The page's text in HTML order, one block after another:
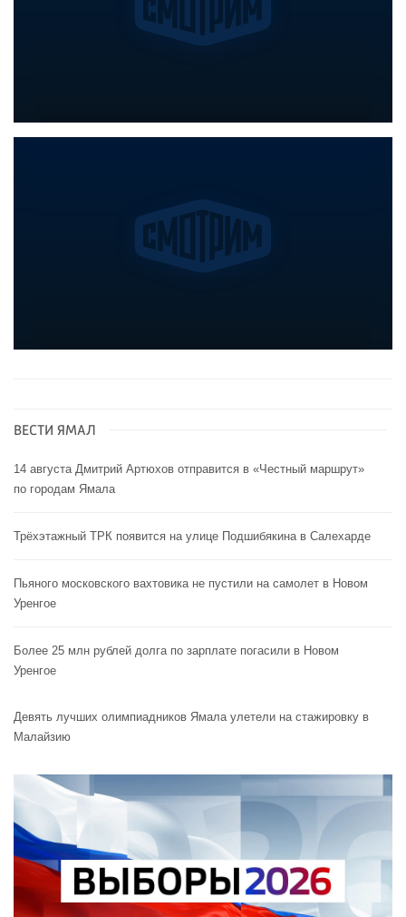
ВЕСТИ ЯМАЛ
14 августа Дмитрий Артюхов отправится в «Честный маршрут»
по городам Ямала
Трёхэтажный ТРК появится на улице Подшибякина в Салехарде
Пьяного московского вахтовика не пустили на самолет в Новом
Уренгое
Более 25 млн рублей долга по зарплате погасили в Новом
Уренгое
Девять лучших олимпиадников Ямала улетели на стажировку в
Малайзию